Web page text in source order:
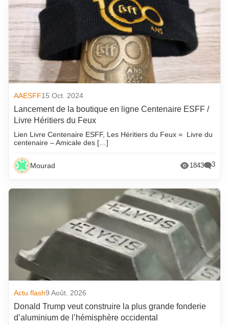
AAESFF15 Oct. 2024
Lancement de la boutique en ligne Centenaire ESFF /
Livre Héritiers du Feux
Lien Livre Centenaire ESFF, Les Héritiers du Feux = Livre du
centenaire – Amicale des […]
Mourad 1843 3
Actu flash9 Août. 2026
Donald Trump veut construire la plus grande fonderie
d’aluminium de l’hémisphère occidental